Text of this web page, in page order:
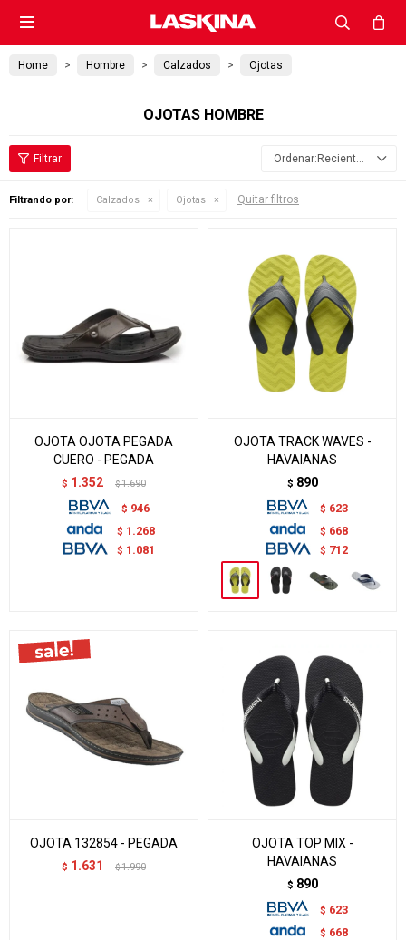

Home Hombre Calzados Ojotas
OJOTAS HOMBRE
Recientes
Filtrando por: Calzados Ojotas Quitar filtros
OJOTA OJOTA PEGADA
CUERO - PEGADA
$ 1.352 $ 1.690
$ 946
$ 1.268
$ 1.081
OJOTA TRACK WAVES -
HAVAIANAS
$ 890
$ 623
$ 668
$ 712
OJOTA 132854 - PEGADA
$ 1.631 $ 1.990
OJOTA TOP MIX -
HAVAIANAS
$ 890
$ 623
$ 668